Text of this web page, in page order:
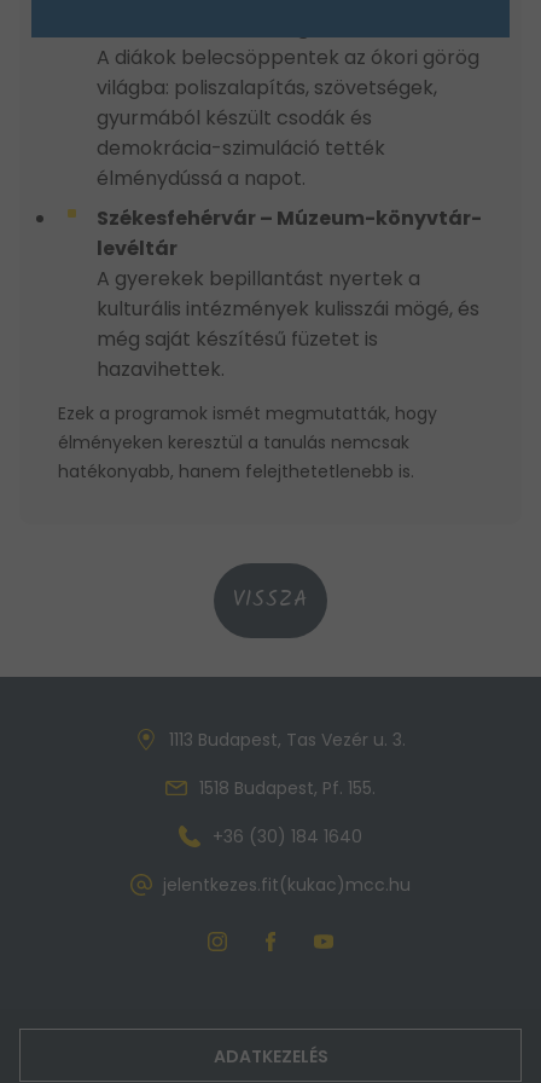
A diákok belecsöppentek az ókori görög
világba: poliszalapítás, szövetségek,
gyurmából készült csodák és
demokrácia-szimuláció tették
élménydússá a napot.
Székesfehérvár – Múzeum-könyvtár-
levéltár
A gyerekek bepillantást nyertek a
kulturális intézmények kulisszái mögé, és
még saját készítésű füzetet is
hazavihettek.
Ezek a programok ismét megmutatták, hogy
élményeken keresztül a tanulás nemcsak
hatékonyabb, hanem felejthetetlenebb is.
VISSZA
1113 Budapest, Tas Vezér u. 3.
1518 Budapest, Pf. 155.
+36 (30) 184 1640
jelentkezes.fit(kukac)mcc.hu
ADATKEZELÉS